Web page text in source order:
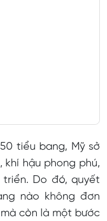
tiểu bang, Mỹ sở
hậu phong phú,
Do đó, quyết
nào không đơn
còn là một bước